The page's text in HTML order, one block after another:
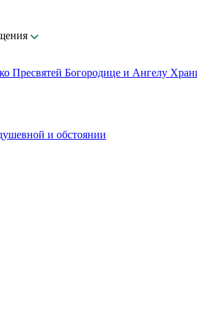
Пресвятей Богородице и Ангелу
и обстоянии